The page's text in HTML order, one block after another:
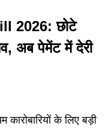
2026: छोटे
अब पेमेंट में देरी
के लिए बड़ी